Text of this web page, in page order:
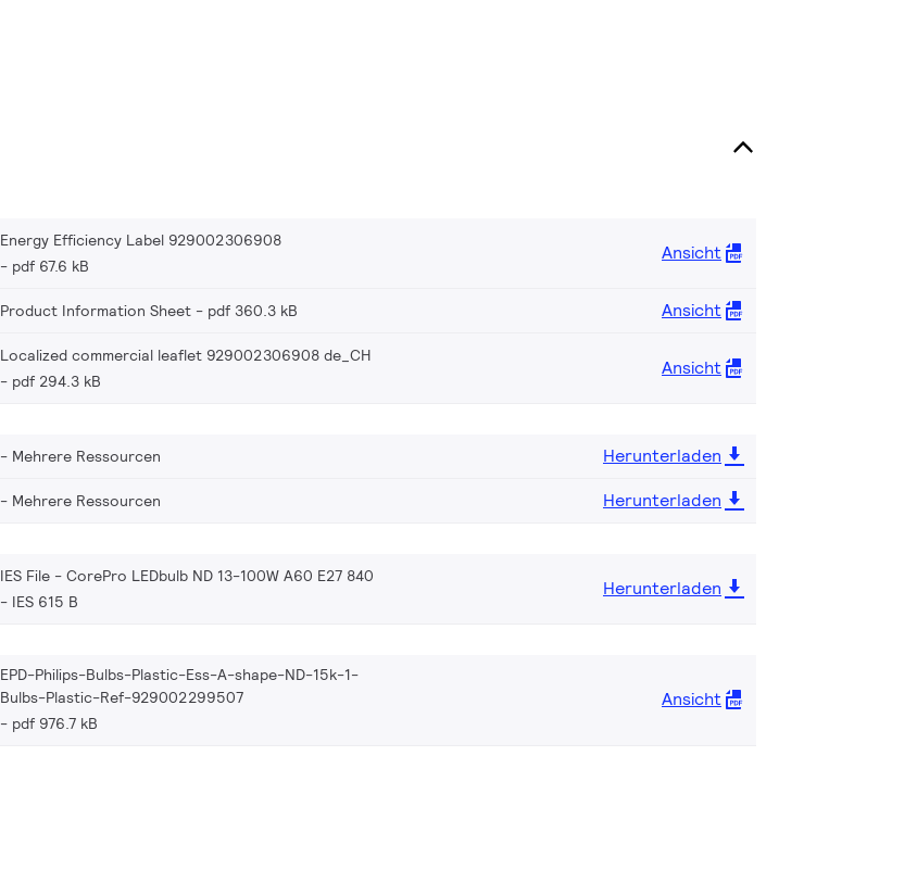
Energy Efficiency Label 929002306908
pdf 67.6 kB
Ansicht
Product Information Sheet pdf 360.3 kB Ansicht
Localized commercial leaflet 929002306908 de_CH
pdf 294.3 kB
Ansicht
Mehrere Ressourcen
Herunterladen
Mehrere Ressourcen Herunterladen
IES File - CorePro LEDbulb ND 13-100W A60 E27 840
IES 615 B
Herunterladen
EPD-Philips-Bulbs-Plastic-Ess-A-shape-ND-15k-1-
Bulbs-Plastic-Ref-929002299507
pdf 976.7 kB
Ansicht